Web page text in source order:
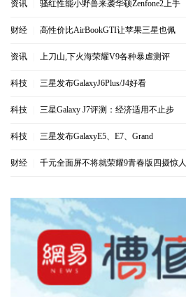
资讯 骚红性能小野兽来袭华硕Zenfone2上手
财经 高性价比AirBookGTI让苹果三星也佩
资讯 上刀山,下火海荣耀V9各种暴虐测评
科技 三星发布GalaxyJ6Plus/J4好看
科技 三星Galaxy J7评测：经济适用不止步
科技 三星发布GalaxyE5、E7、Grand
财经 千元全面屏不将就荣耀9青春版四摄惊人